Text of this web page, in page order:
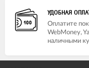
УДОБНАЯ
Оплатите
WebMoney,
наличными